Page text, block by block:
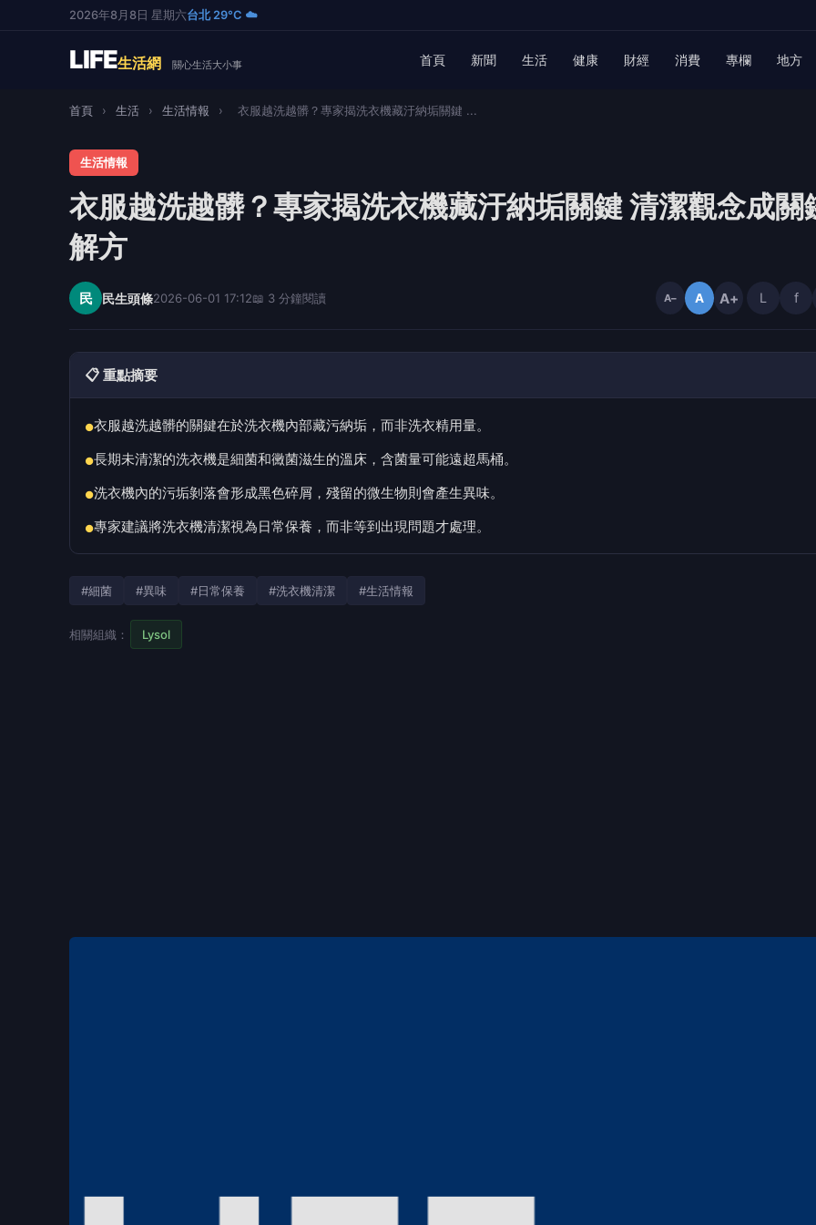
2026年8月8日 星期六台北 29°C ☁️
LIFE生活網 關心生活大小事 首頁 新聞 生活 健康 財經 消費 專欄 地方
首頁 › 生活 › 生活情報 › 衣服越洗越髒？專家揭洗衣機藏汙納垢關鍵 ...
生活情報
衣服越洗越髒？專家揭洗衣機藏汙納垢關鍵 清潔觀念成關
解方
民 民生頭條2026-06-01 17:12📖 3 分鐘閱讀 A− A A+ L f
📋 重點摘要
●衣服越洗越髒的關鍵在於洗衣機內部藏污納垢，而非洗衣精用量。
●長期未清潔的洗衣機是細菌和黴菌滋生的溫床，含菌量可能遠超馬桶。
●洗衣機內的污垢剝落會形成黑色碎屑，殘留的微生物則會產生異味。
●專家建議將洗衣機清潔視為日常保養，而非等到出現問題才處理。
#細菌 #異味 #日常保養 #洗衣機清潔 #生活情報
相關組織： Lysol